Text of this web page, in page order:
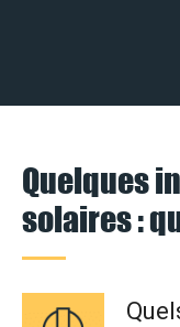
Quelques
solaires :